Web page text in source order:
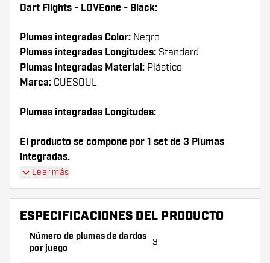
Dart Flights - LOVEone - Black:
Plumas integradas Color: Negro
Plumas integradas Longitudes: Standard
Plumas integradas Material: Plástico
Marca: CUESOUL
Plumas integradas Longitudes:
El producto se compone por 1 set de 3 Plumas
integradas.
¡Consejo de Dartshopper!
Asegúrate de tener suficientes plumas y cañas.
Leer más
ESPECIFICACIONES DEL PRODUCTO
Número de plumas de dardos
por juego
3